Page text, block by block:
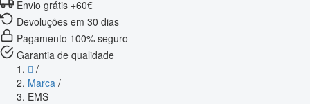
Envio grátis +60€
Devoluções em 30 dias
Pagamento 100% seguro
Garantia de qualidade
/
Marca /
EMS